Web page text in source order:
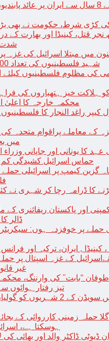
اقوام متحدہ نے 8 سال سے ایران پر عائد
کی کڑی شرط، حکومت نے بھی
قتل، کینیڈا اور بھارت کے
شدت
میں مبتلا اسرائیل کی غزہ
شہید فلسطینیوں کی تعداد 3700سے متجاوز
کی مظلوم فلسطینیوں کیلئے
کو ہلاکت خیز ہتھیاروں کی
محکمہ خارجہ کا
راغد النجار کا
کے معاملے پراقوام متحدہ
میں
کا یونانی اور جاپانی
حماس اسرائیل کشیدگی کم
کا ڈرامہ رچا کر شہری نے
اور پاکستان ریفائنری کے
ڈالر
حملے پر خوفزدہ ہوں:
کینیڈا , ایران، ترکیہ اور
کے غزہ اسپتال پر حملے
غیر
طوفان “بابت” کی وارننگ،
تیز رفتار ہوائوں
بیلجیئم میں سویڈن کے 2
حملہ زمینی کارروائی کے
ہوسکتا ہے،
ڈیوٹی ڈاکٹر والد اور بھائی کی